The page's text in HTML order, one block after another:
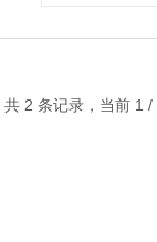
共 2 条记录，当前 1